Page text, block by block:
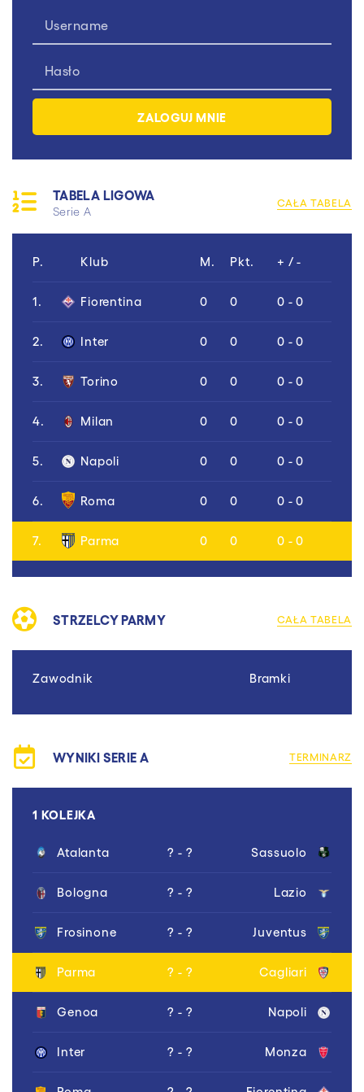
TABELA LIGOWA
Serie A
CAŁA TABELA
P. Klub M. Pkt. + / -
1. Fiorentina 0 0 0 - 0
2. Inter 0 0 0 - 0
3. Torino 0 0 0 - 0
4. Milan 0 0 0 - 0
5. Napoli 0 0 0 - 0
6. Roma 0 0 0 - 0
7. Parma 0 0 0 - 0
STRZELCY PARMY CAŁA TABELA
Zawodnik Bramki
WYNIKI SERIE A TERMINARZ
1 KOLEJKA
Atalanta ? - ? Sassuolo
Bologna ? - ? Lazio
Frosinone ? - ? Juventus
Parma ? - ? Cagliari
Genoa ? - ? Napoli
Inter ? - ? Monza